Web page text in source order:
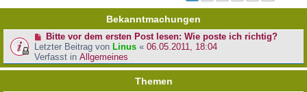
Bekanntmachungen
Bitte vor dem ersten Post lesen: Wie poste ich richtig?
Letzter Beitrag von Linus « 06.05.2011, 18:04
Verfasst in Allgemeines
Themen